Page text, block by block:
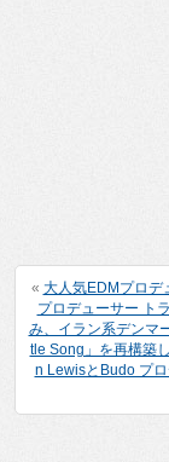
« 大人気EDMプロデ
プロデューサー ト
み、イラン系デンマ
tle Song」を再構築
n LewisとBudo プ